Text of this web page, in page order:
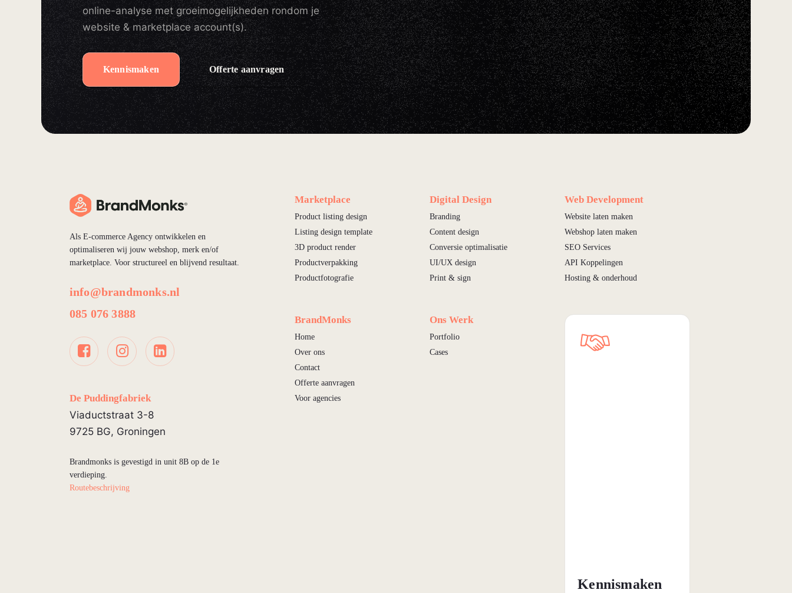
online-analyse met groeimogelijkheden rondom je
website & marketplace account(s).
Kennismaken Offerte aanvragen
Als E-commerce Agency ontwikkelen en
optimaliseren wij jouw webshop, merk en/of
marketplace. Voor structureel en blijvend resultaat.
info@brandmonks.nl
085 076 3888
De Puddingfabriek
Viaductstraat 3-8
9725 BG, Groningen
Brandmonks is gevestigd in unit 8B op de 1e
verdieping.
Routebeschrijving
Marketplace
Product listing design
Listing design template
3D product render
Productverpakking
Productfotografie
BrandMonks
Home
Over ons
Contact
Offerte aanvragen
Voor agencies
Digital Design
Branding
Content design
Conversie optimalisatie
UI/UX design
Print & sign
Ons Werk
Portfolio
Cases
Web Development
Website laten maken
Webshop laten maken
SEO Services
API Koppelingen
Hosting & onderhoud
Kennismaken